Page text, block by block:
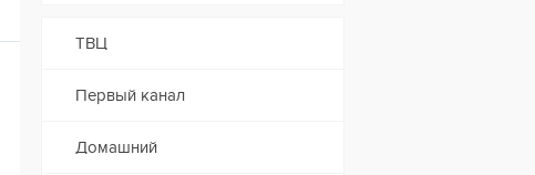
ТВЦ
Первый канал
Домашний